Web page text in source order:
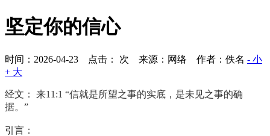
坚定你的信心
时间：2026-04-23 点击： 次 来源：网络 作者：佚名 - 小
+ 大
经文： 来11:1 “信就是所望之事的实底，是未见之事的确
据。”
引言：